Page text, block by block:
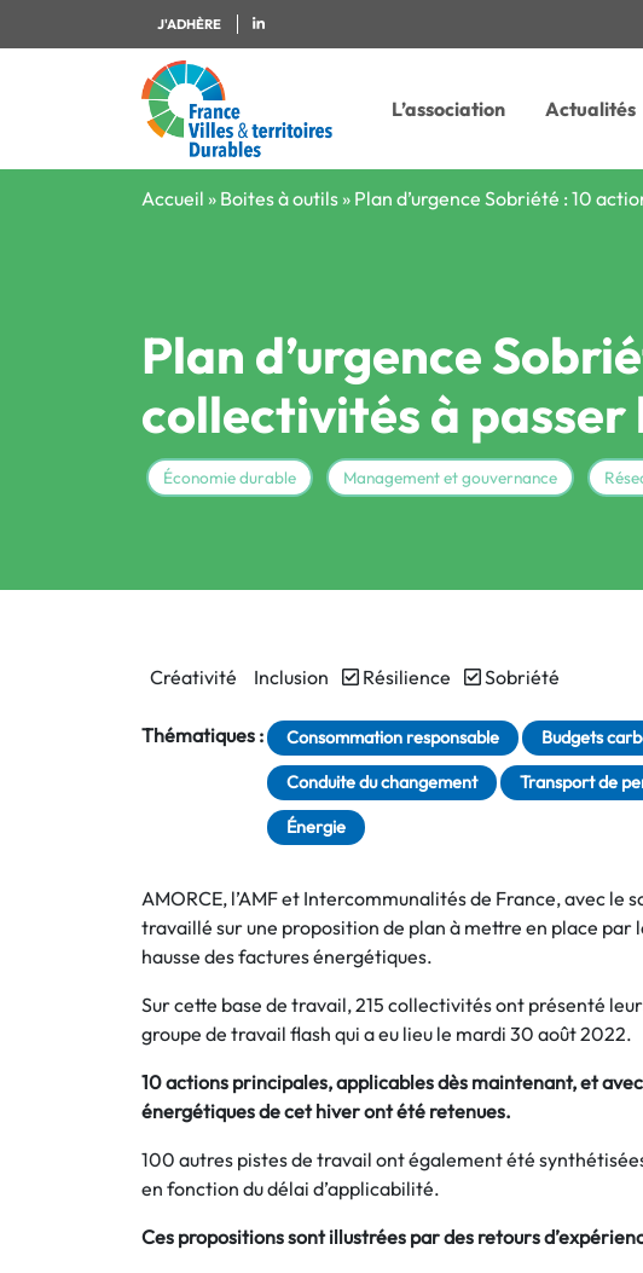
J'ADHÈRE
L’association Actualités
Accueil » Boites à outils » Plan d’urgence Sobriété : 10
Plan d’urgence
collectivités à passer
Économie durable Management et gouvernance
Créativité Inclusion Résilience Sobriété
Thématiques : Consommation responsable Budgets
Conduite du changement Transport de
Énergie
AMORCE, l’AMF et Intercommunalités de France, avec le
travaillé sur une proposition de plan à mettre en place
hausse des factures énergétiques.
Sur cette base de travail, 215 collectivités ont présenté
groupe de travail flash qui a eu lieu le mardi 30 août 2022.
10 actions principales, applicables dès maintenant, et
énergétiques de cet hiver ont été retenues.
100 autres pistes de travail ont également été
en fonction du délai d’applicabilité.
Ces propositions sont illustrées par des retours